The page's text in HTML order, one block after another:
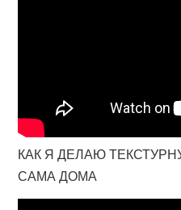
КАК Я ДЕЛАЮ
САМА ДОМА